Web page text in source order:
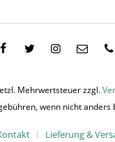
Mehrwertsteuer zzgl.
wenn nicht anders
Lieferung &